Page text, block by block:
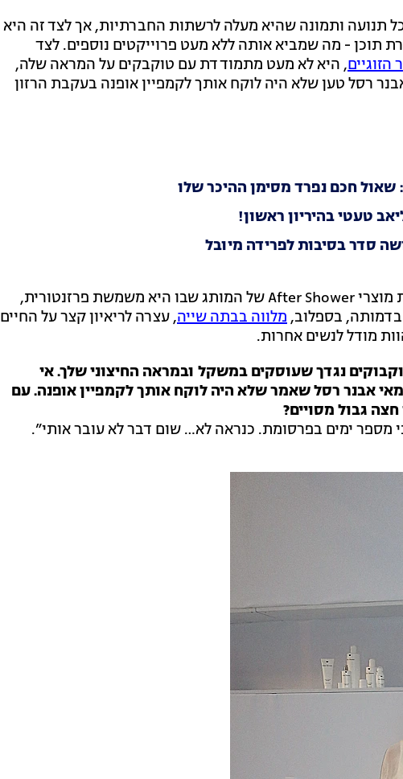
תנועה ותמונה שהיא מעלה לרשתות החברתיות, אך לצד זה היא
תוכן - מה שמביא אותה ללא מעט פרוייקטים נוספים. לצד
, היא לא מעט מתמודדת עם טוקבקים על המראה שלה,
רסל טען שלא היה לוקח אותך לקמפיין אופנה בעקבת הרזון
חכם נפרד מסימן ההיכר שלו
טעטי בהיריון ראשון!
סדר בסיבות לפרידה מיובל
בספלוב, הגיע אתמול לאירוע השקת סדרת מוצרי After Shower של המותג שבו היא משמשת פרזנטורית,
בדמותה, בספלוב,מלווה בבתה שייה, עצרה לריאיון קצר על החיים
מודל לנשים אחרות.
נגדך שעוסקים במשקל ובמראה החיצוני שלך. אי
אבנר רסל שאמר שלא היה לוקח אותך לקמפיין אופנה. עם
גבול מסויים?
מספר ימים בפרסומת. כנראה לא… שום דבר לא עובר אותי”.